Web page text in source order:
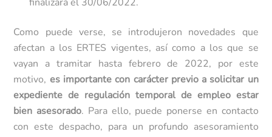
Como puede verse, se introdujeron novedades que
afectan a los ERTES vigentes, así como a los que se
vayan a tramitar hasta febrero de 2022, por este
motivo, es importante con carácter previo a solicitar un
expediente de regulación temporal de empleo estar
bien asesorado. Para ello, puede ponerse en contacto
con este despacho, para un profundo asesoramiento